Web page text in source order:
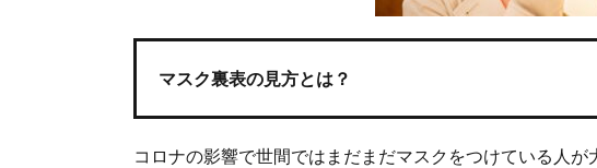
マスク裏表の見方とは？
コロナの影響で世間ではまだまだマスクをつけている人